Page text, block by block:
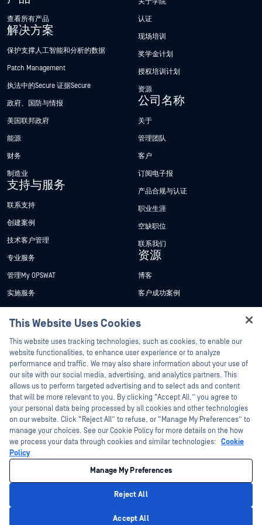
查看所有产品
解决方案
保护支撑人工智能和分析的数据
Patch Management
执法中的Secure 证据Secure
政府、国防与情报
美国联邦政府
能源
财务
制造业
支持与服务
联系支持
创建案例
技术客户管理
专业服务
管理My OPSWAT
实施服务
技术文档
培训
漏洞计划
合作伙伴
认证
技术合作伙伴
渠道合作伙伴计划
认证
现场培训
奖学金计划
授权培训计划
资源
公司名称
关于
管理团队
客户
订阅电子报
产品合规与认证
职业生涯
空缺职位
联系我们
资源
博客
客户成功案例
新闻报道
活动
网络研讨会
产品型录
白皮书
免费工具
©2026OPSWAT . 保留所有权利。OPSWAT、MetaDefender、Metascan、
MetaAccess、OPSWAT 、"不信任文件，不信任设备"、"OPSWAT "、"保护全球关
键基础设施"、"Deep CDR™技术"、"InQuest"、"InQuest标
识"、"DFI"、"RetroHunt"、"深度文件检测"及"加入追踪"OPSWAT 的商标。第三方
管理 Cookie 偏好
This Website Uses Cookies
This website uses tracking technologies, such as cookies, to enable our
website functionalities, to enhance user experience or to analyze
performance and traffic. We may also share information about your use of
our site with our social media, advertising, and analytics partners. This
allows us to perform targeted advertising and to select ads and content
that will be more relevant to you. By clicking “Accept All,” you agree to
your personal data being processed by all cookies and other technologies
on our website. Click “Reject All” to refuse, or “Manage My Preferences” to
manage your choices. See our Cookie Policy for more details on the how
we process your data through cookies and similar technologies: Cookie
Policy
Manage My Preferences
Reject All
Accept All
Hey there!
I'm Ozzy, your OPSWAT virtual assistant.
How can I help you secure what's critical
today?